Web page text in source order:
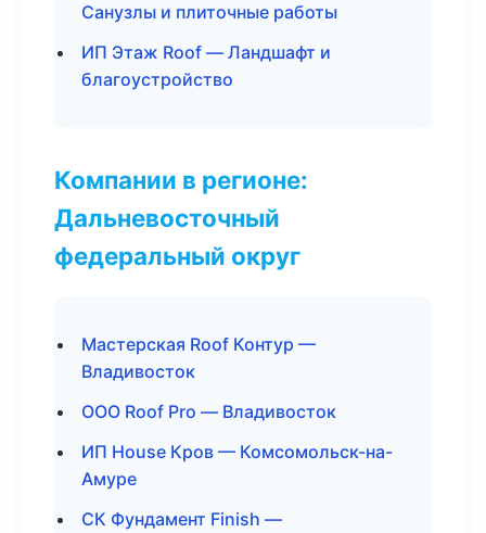
Санузлы и плиточные работы
ИП Этаж Roof — Ландшафт и
благоустройство
Компании в регионе:
Дальневосточный
федеральный округ
Мастерская Roof Контур —
Владивосток
ООО Roof Pro — Владивосток
ИП House Кров — Комсомольск-на-
Амуре
СК Фундамент Finish —